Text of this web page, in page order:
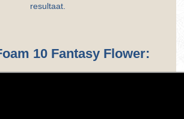
resultaat.
10 Fantasy Flower: